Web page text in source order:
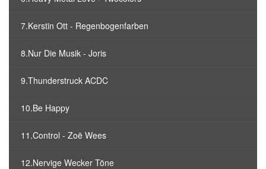
7.Kerstin Ott - Regenbogenfarben
8.Nur Die Musik - Joris
9.Thunderstruck ACDC
10.Be Happy
11.Control - Zoë Wees
12.Nervige Wecker Töne